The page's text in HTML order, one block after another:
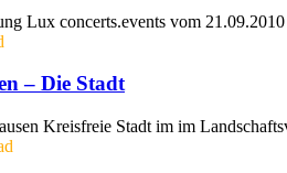
Lux concerts.events vom
– Die Stadt
Kreisfreie Stadt im im